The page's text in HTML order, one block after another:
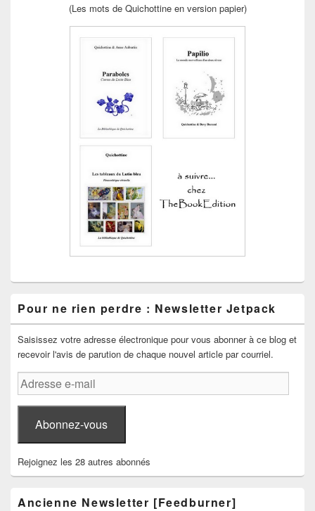
(Les mots de Quichottine en version papier)
Pour ne rien perdre : Newsletter Jetpack
Saisissez votre adresse électronique pour vous abonner à ce blog et
recevoir l'avis de parution de chaque nouvel article par courriel.
Adresse
e-
mail
Abonnez-vous
Rejoignez les 28 autres abonnés
Ancienne Newsletter [Feedburner]